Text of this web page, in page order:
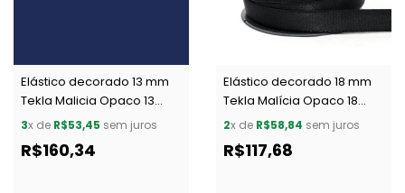
Elástico decorado 13 mm
Tekla Malicia Opaco 13
preto c/ 50 m
3x de R$53,45 sem juros
R$160,34
Elástico decorado 18 mm
Tekla Malícia Opaco 18
preto c/ 30 m
2x de R$58,84 sem juros
R$117,68